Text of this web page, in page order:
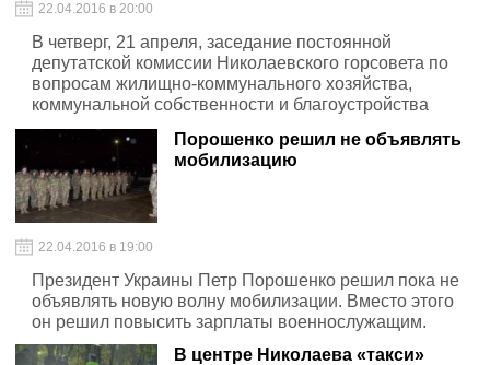
22.04.2016 в 20:00
В четверг, 21 апреля, заседание постоянной
депутатской комиссии Николаевского горсовета по
вопросам жилищно-коммунального хозяйства,
коммунальной собственности и благоустройства
проходило под лозунгом «Смех и радость мы
приносим людям».Порошенко решил не объявлять
мобилизацию
22.04.2016 в 19:00
Президент Украины Петр Порошенко решил пока не
объявлять новую волну мобилизации. Вместо этого
он решил повысить зарплаты военнослужащим.
В центре Николаева «такси»